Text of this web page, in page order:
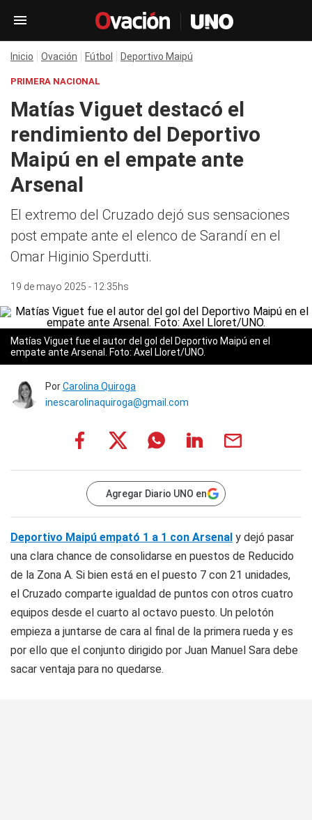
Inicio Ovación Fútbol Deportivo Maipú
PRIMERA NACIONAL
Matías Viguet destacó el
rendimiento del Deportivo
Maipú en el empate ante
Arsenal
El extremo del Cruzado dejó sus sensaciones
post empate ante el elenco de Sarandí en el
Omar Higinio Sperdutti.
19 de mayo 2025 - 12:35hs
Matías Viguet fue el autor del gol del Deportivo Maipú en el
empate ante Arsenal. Foto: Axel Lloret/UNO.
PorCarolina Quiroga
inescarolinaquiroga@gmail.com
Agregar Diario UNO en
Deportivo Maipú empató 1 a 1 con Arsenal y dejó pasar
una clara chance de consolidarse en puestos de Reducido
de la Zona A. Si bien está en el puesto 7 con 21 unidades,
el Cruzado comparte igualdad de puntos con otros cuatro
equipos desde el cuarto al octavo puesto. Un pelotón
empieza a juntarse de cara al final de la primera rueda y es
por ello que el conjunto dirigido por Juan Manuel Sara debe
sacar ventaja para no quedarse.